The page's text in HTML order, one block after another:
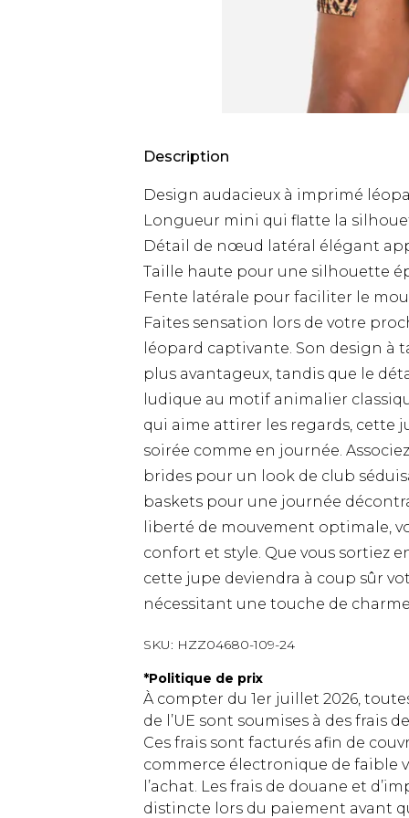
Description
Design audacieux à imprimé
Longueur mini qui flatte la
Détail de nœud latéral élégant
Taille haute pour une silhouette
Fente latérale pour faciliter le
Faites sensation lors de votre
léopard captivante. Son design à
plus avantageux, tandis que le
ludique au motif animalier
qui aime attirer les regards, cette
soirée comme en journée.
brides pour un look de club
baskets pour une journée
liberté de mouvement optimale,
confort et style. Que vous sortiez
cette jupe deviendra à coup sûr
nécessitant une touche de
SKU: HZZ04680-109-24
*Politique de prix
À compter du 1er juillet 2026,
de l’UE sont soumises à des frais
Ces frais sont facturés afin de
commerce électronique de faible
l’achat. Les frais de douane et
distincte lors du paiement avant